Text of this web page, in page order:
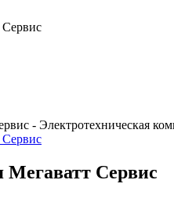
- Электротехническая
Мегаватт Сервис